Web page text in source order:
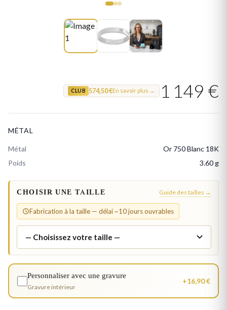
CLUB 574,50 €En savoir plus → 1 149 €
MÉTAL
Métal
Or 750 Blanc 18K
Poids
3.60 g
CHOISIR UNE TAILLE Guide des tailles →
Fabrication à la taille — délai ~10 jours ouvrables
Personnaliser avec une gravure
Gravure intérieur
+16,90 €